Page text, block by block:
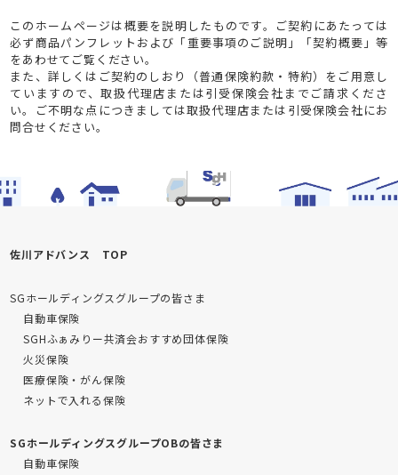
このホームページは概要を説明したものです。ご契約にあたっては
必ず商品パンフレットおよび「重要事項のご説明」「契約概要」等
をあわせてご覧ください。
また、詳しくはご契約のしおり（普通保険約款・特約）をご⽤意し
ていますので、取扱代理店または引受保険会社までご請求くださ
い。ご不明な点につきましては取扱代理店または引受保険会社にお
問合せください。
佐川アドバンス TOP
SGホールディングスグループの皆さま
自動車保険
SGHふぁみりー共済会おすすめ団体保険
火災保険
医療保険・がん保険
ネットで入れる保険
SGホールディングスグループOBの皆さま
自動車保険